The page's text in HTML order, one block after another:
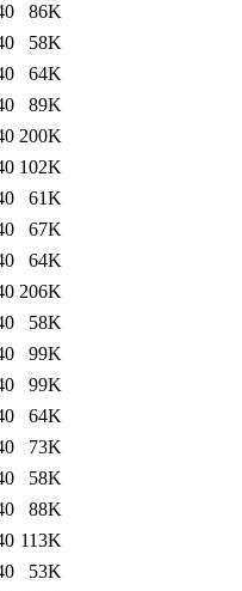
86K
58K
64K
89K
200K
102K
61K
67K
64K
206K
58K
99K
99K
64K
73K
58K
88K
113K
53K